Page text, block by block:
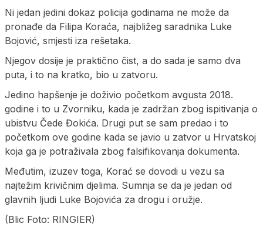
Ni jedan jedini dokaz policija godinama ne može da
pronađe da Filipa Koraća, najbližeg saradnika Luke
Bojović, smjesti iza rešetaka.
Njegov dosije je praktično čist, a do sada je samo dva
puta, i to na kratko, bio u zatvoru.
Jedino hapšenje je doživio početkom avgusta 2018.
godine i to u Zvorniku, kada je zadržan zbog ispitivanja o
ubistvu Čede Đokića. Drugi put se sam predao i to
početkom ove godine kada se javio u zatvor u Hrvatskoj
koja ga je potraživala zbog falsifikovanja dokumenta.
Međutim, izuzev toga, Korać se dovodi u vezu sa
najtežim krivičnim djelima. Sumnja se da je jedan od
glavnih ljudi Luke Bojovića za drogu i oružje.
(Blic Foto: RINGIER)